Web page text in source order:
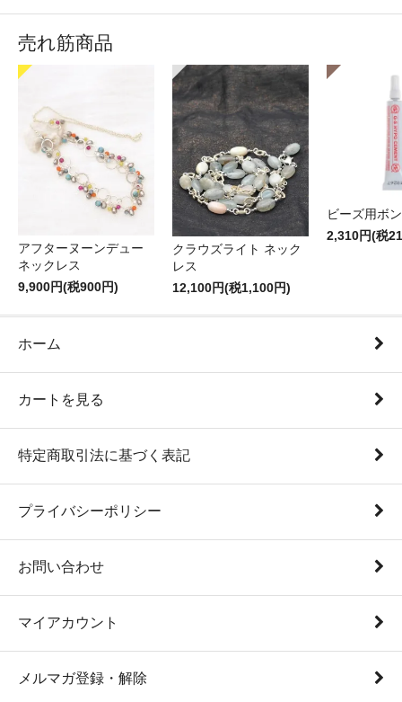
売れ筋商品
アフターヌーンデュー
ネックレス
9,900円(税900円)
クラウズライト ネック
レス
12,100円(税1,100円)
ビーズ用ボ
2,310円(税
ホーム
カートを見る
特定商取引法に基づく表記
プライバシーポリシー
お問い合わせ
マイアカウント
メルマガ登録・解除